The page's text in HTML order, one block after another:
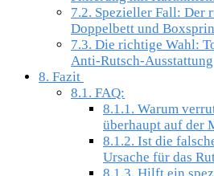
7.2. Spezieller Fall: Der
Doppelbett und
7.3. Die richtige Wahl:
Anti-Rutsch-Ausstattung
8. Fazit
8.1. FAQ:
8.1.1. Warum
überhaupt auf der
8.1.2. Ist die
Ursache für das